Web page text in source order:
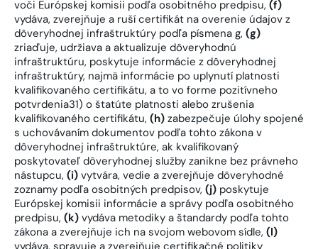
voči Európskej komisii podľa osobitného predpisu, (f)
vydáva, zverejňuje a ruší certifikát na overenie údajov z
dôveryhodnej infraštruktúry podľa písmena g, (g)
zriaďuje, udržiava a aktualizuje dôveryhodnú
infraštruktúru, poskytuje informácie z dôveryhodnej
infraštruktúry, najmä informácie po uplynutí platnosti
kvalifikovaného certifikátu, a to vo forme pozitívneho
potvrdenia31) o štatúte platnosti alebo zrušenia
kvalifikovaného certifikátu, (h) zabezpečuje úlohy spojené
s uchovávaním dokumentov podľa tohto zákona v
dôveryhodnej infraštruktúre, ak kvalifikovaný
poskytovateľ dôveryhodnej služby zanikne bez právneho
nástupcu, (i) vytvára, vedie a zverejňuje dôveryhodné
zoznamy podľa osobitných predpisov, (j) poskytuje
Európskej komisii informácie a správy podľa osobitného
predpisu, (k) vydáva metodiky a štandardy podľa tohto
zákona a zverejňuje ich na svojom webovom sídle, (l)
vydáva, spravuje a zverejňuje certifikačné politiky